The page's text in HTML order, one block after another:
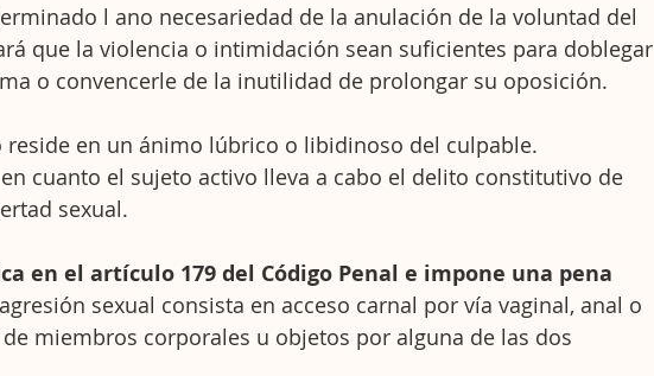
l ano necesariedad de la anulación de la voluntad del
que la violencia o intimidación sean suficientes para doblegar
o convencerle de la inutilidad de prolongar su oposición.
reside en un ánimo lúbrico o libidinoso del culpable.
cuanto el sujeto activo lleva a cabo el delito constitutivo de
sexual.
en el artículo 179 del Código Penal e impone una pena
sexual consista en acceso carnal por vía vaginal, anal o
miembros corporales u objetos por alguna de las dos